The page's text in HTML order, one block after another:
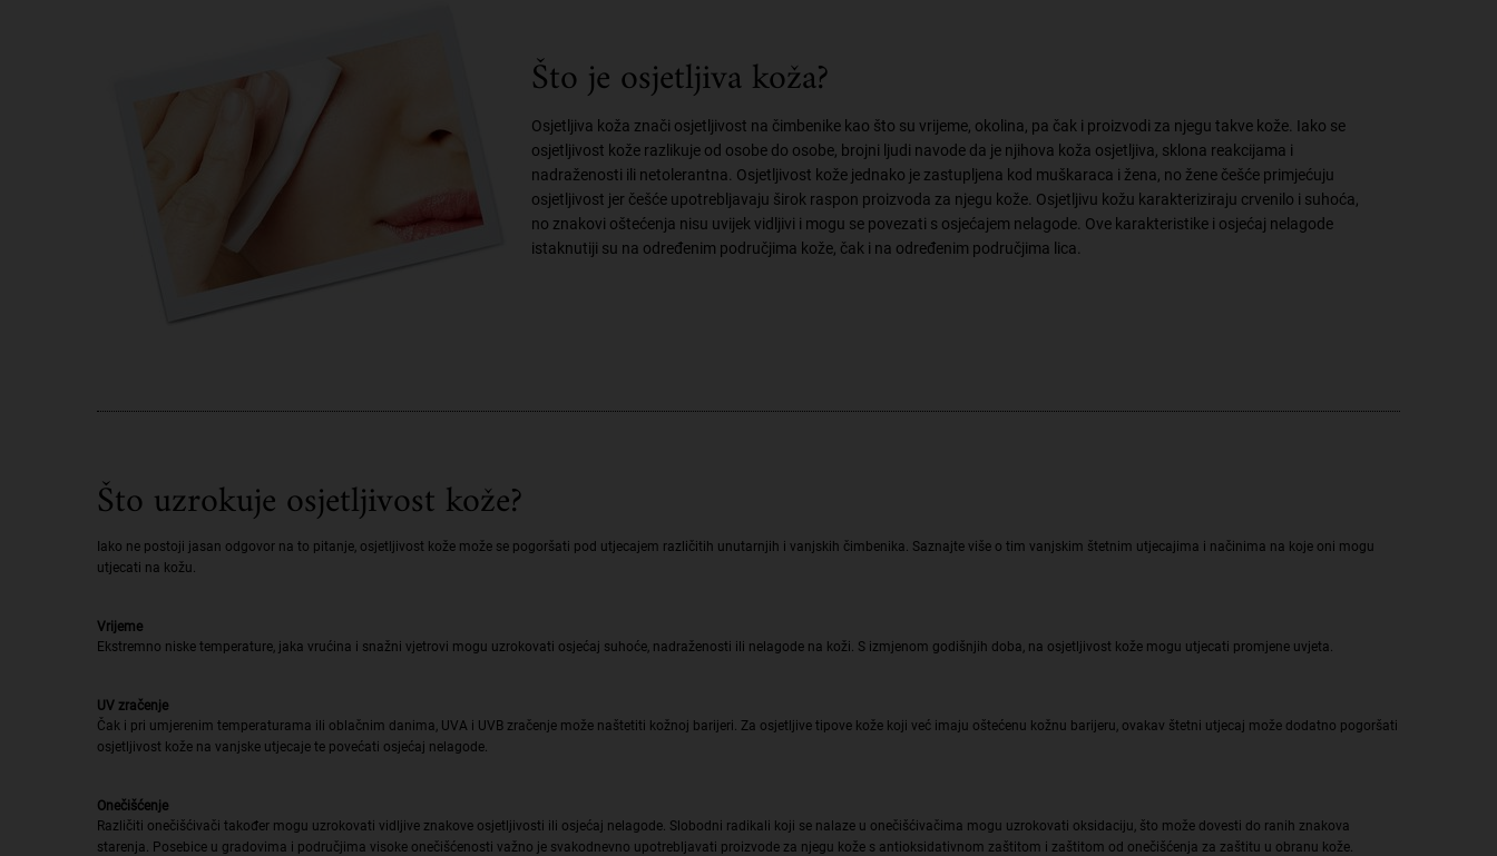
Što je osjetljiva koža?
Osjetljiva koža znači osjetljivost na čimbenike kao što su vrijeme, okolina, pa čak i proizvodi za njegu takve kože. Iako se
osjetljivost kože razlikuje od osobe do osobe, brojni ljudi navode da je njihova koža osjetljiva, sklona reakcijama i
nadraženosti ili netolerantna. Osjetljivost kože jednako je zastupljena kod muškaraca i žena, no žene češće primjećuju
osjetljivost jer češće upotrebljavaju širok raspon proizvoda za njegu kože. Osjetljivu kožu karakteriziraju crvenilo i suhoća,
no znakovi oštećenja nisu uvijek vidljivi i mogu se povezati s osjećajem nelagode. Ove karakteristike i osjećaj nelagode
istaknutiji su na određenim područjima kože, čak i na određenim područjima lica.
Što uzrokuje osjetljivost kože?
Iako ne postoji jasan odgovor na to pitanje, osjetljivost kože može se pogoršati pod utjecajem različitih unutarnjih i vanjskih čimbenika. Saznajte više o tim vanjskim štetnim utjecajima i načinima na koje oni mogu
utjecati na kožu.
Vrijeme
Ekstremno niske temperature, jaka vrućina i snažni vjetrovi mogu uzrokovati osjećaj suhoće, nadraženosti ili nelagode na koži. S izmjenom godišnjih doba, na osjetljivost kože mogu utjecati promjene uvjeta.
UV zračenje
Čak i pri umjerenim temperaturama ili oblačnim danima, UVA i UVB zračenje može naštetiti kožnoj barijeri. Za osjetljive tipove kože koji već imaju oštećenu kožnu barijeru, ovakav štetni utjecaj može dodatno pogoršati
osjetljivost kože na vanjske utjecaje te povećati osjećaj nelagode.
Onečišćenje
Različiti onečišćivači također mogu uzrokovati vidljive znakove osjetljivosti ili osjećaj nelagode. Slobodni radikali koji se nalaze u onečišćivačima mogu uzrokovati oksidaciju, što može dovesti do ranih znakova
starenja. Posebice u gradovima i područjima visoke onečišćenosti važno je svakodnevno upotrebljavati proizvode za njegu kože s antioksidativnom zaštitom i zaštitom od onečišćenja za zaštitu u obranu kože.